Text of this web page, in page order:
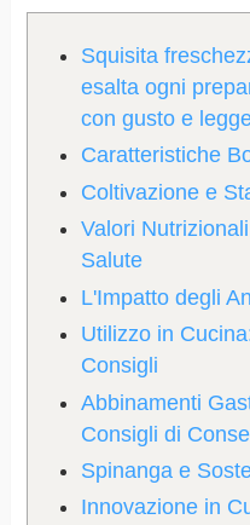
Squisita
esalta ogni
con gusto e
Caratteristiche
Coltivazione e
Valori
Salute
L'Impatto degli
Utilizzo in
Consigli
Abbinamenti
Consigli di
Spinanga e
Innovazione in